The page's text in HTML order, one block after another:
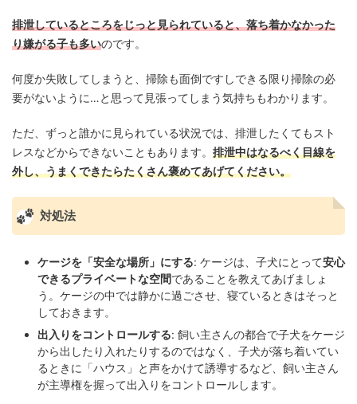
排泄しているところをじっと見られていると、落ち着かなかった
り嫌がる子も多いのです。
何度か失敗してしまうと、掃除も面倒ですしできる限り掃除の必
要がないように…と思って見張ってしまう気持ちもわかります。
ただ、ずっと誰かに見られている状況では、排泄したくてもスト
レスなどからできないこともあります。 排泄中はなるべく目線を
外し、うまくできたらたくさん褒めてあげてください。
対処法
ケージを「安全な場所」にする: ケージは、子犬にとって安心
できるプライベートな空間であることを教えてあげましょ
う。ケージの中では静かに過ごさせ、寝ているときはそっと
しておきます。
出入りをコントロールする: 飼い主さんの都合で子犬をケージ
から出したり入れたりするのではなく、子犬が落ち着いてい
るときに「ハウス」と声をかけて誘導するなど、飼い主さん
が主導権を握って出入りをコントロールします。